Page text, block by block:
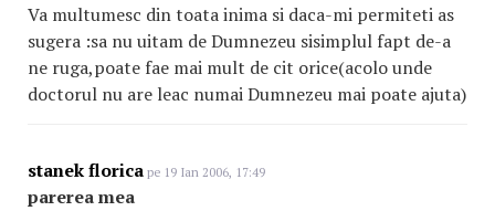
Va multumesc din toata inima si daca-mi permiteti as
sugera :sa nu uitam de Dumnezeu sisimplul fapt de-a
ne ruga,poate fae mai mult de cit orice(acolo unde
doctorul nu are leac numai Dumnezeu mai poate ajuta)
stanek florica pe 19 Ian 2006, 17:49
parerea mea